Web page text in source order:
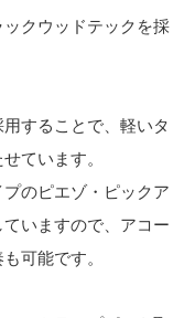
クウッドテックを採
することで、軽いタ
ています。
のピエゾ・ピックア
いますので、アコー
可能です。